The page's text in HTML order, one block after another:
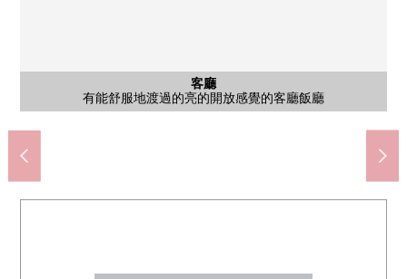
客廳
有能舒服地渡過的亮的開放感覺的客廳飯廳
外觀
外觀阪急電鐵神戶線春日野道站/步行13分鐘
公共汽車
是能舒適地治療每天的疲勞的浴室。
廁所
是不在附帶溫水衝洗馬桶座的廁所問季節，舒適的使用的感覺。
室內
和式房間
風景
來自陽台的風景
風景
風景
入口
入口
外觀
外觀
外觀
外觀
風景
風景
外觀
外觀
外觀
外觀
其他當地
其他當地
外觀
外觀
其他當地
其他當地
外觀
外觀
入口
入口
其他
不在時，也便利的宅配保管櫃有